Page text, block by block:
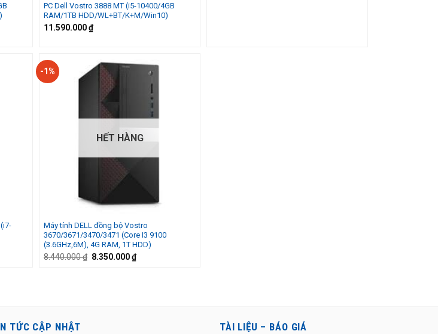
PC Dell Vostro 3888 MT (i5-10400/4GB
RAM/1TB HDD/WL+BT/K+M/Win10)
11.590.000₫
-1%
HẾT HÀNG
Máy tính DELL đồng bộ Vostro
3670/3671/3470/3471 (Core I3 9100
(3.6GHz,6M), 4G RAM, 1T HDD)
8.440.000₫ Giá
8.350.000₫Giá
hiện
TỨC CẬP NHẬT TÀI LIỆU – BÁO GIÁ